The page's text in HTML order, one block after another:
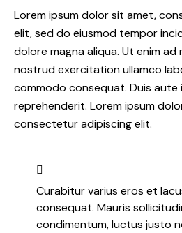
Lorem ipsum dolor sit amet,
elit, sed do eiusmod tempor
dolore magna aliqua. Ut enim ad
nostrud exercitation ullamco
commodo consequat. Duis aute
reprehenderit. Lorem ipsum
consectetur adipiscing elit.
Curabitur varius eros et
consequat. Mauris
condimentum, luctus justo